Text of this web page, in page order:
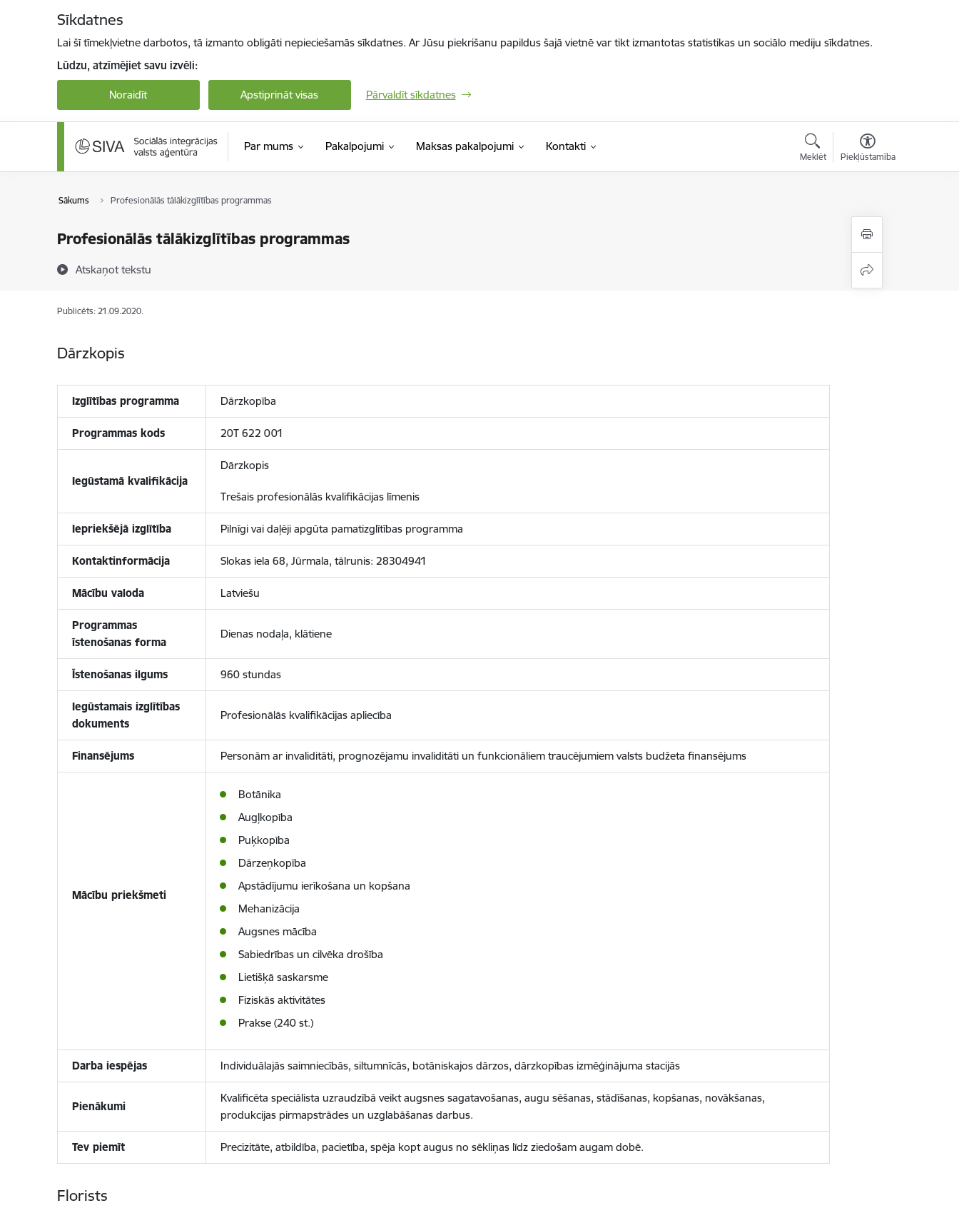
Sīkdatnes
Lai šī tīmekļvietne darbotos, tā izmanto obligāti nepieciešamās sīkdatnes. Ar Jūsu piekrišanu papildus šajā vietnē var tikt izmantotas statistikas un sociālo mediju sīkdatnes.
Lūdzu, atzīmējiet savu izvēli:
Noraidīt Apstiprināt visas Pārvaldīt sīkdatnes
Par mums Pakalpojumi Maksas pakalpojumi Kontakti
Meklēt Piekļūstamība
Sākums Profesionālās tālākizglītības programmas
Profesionālās tālākizglītības programmas
Atskaņot tekstu
Publicēts: 21.09.2020.
Dārzkopis
Izglītības programma Dārzkopība
Programmas kods 20T 622 001
Iegūstamā kvalifikācija
Dārzkopis
Trešais profesionālās kvalifikācijas līmenis
Iepriekšējā izglītība Pilnīgi vai daļēji apgūta pamatizglītības programma
Kontaktinformācija Slokas iela 68, Jūrmala, tālrunis: 28304941
Mācību valoda Latviešu
Programmas
īstenošanas forma
Dienas nodaļa, klātiene
Īstenošanas ilgums 960 stundas
Iegūstamais izglītības
dokuments
Profesionālās kvalifikācijas apliecība
Finansējums Personām ar invaliditāti, prognozējamu invaliditāti un funkcionāliem traucējumiem valsts budžeta finansējums
Mācību priekšmeti
Botānika
Augļkopība
Puķkopība
Dārzeņkopība
Apstādījumu ierīkošana un kopšana
Mehanizācija
Augsnes mācība
Sabiedrības un cilvēka drošība
Lietišķā saskarsme
Fiziskās aktivitātes
Prakse (240 st.)
Darba iespējas Individuālajās saimniecībās, siltumnīcās, botāniskajos dārzos, dārzkopības izmēģinājuma stacijās
Pienākumi
Kvalificēta speciālista uzraudzībā veikt augsnes sagatavošanas, augu sēšanas, stādīšanas, kopšanas, novākšanas,
produkcijas pirmapstrādes un uzglabāšanas darbus.
Tev piemīt Precizitāte, atbildība, pacietība, spēja kopt augus no sēkliņas līdz ziedošam augam dobē.
Florists